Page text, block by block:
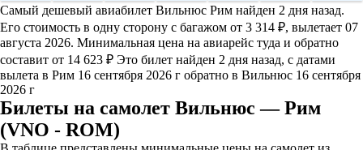
Самый дешевый авиабилет Вильнюс Рим найден 2 дня назад.
Его стоимость в одну сторону с багажом от 3 314 ₽, вылетает 07
августа 2026. Минимальная цена на авиарейс туда и обратно
составит от 14 623 ₽ Это билет найден 2 дня назад, с датами
вылета в Рим 16 сентября 2026 г обратно в Вильнюс 16 сентября
2026 г
Билеты на самолет Вильнюс — Рим
(VNO - ROM)